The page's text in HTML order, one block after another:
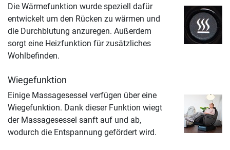
Die Wärmefunktion wurde speziell dafür
entwickelt um den Rücken zu wärmen und
die Durchblutung anzuregen. Außerdem
sorgt eine Heizfunktion für zusätzliches
Wohlbefinden.
Wiegefunktion
Einige Massagesessel verfügen über eine
Wiegefunktion. Dank dieser Funktion wiegt
der Massagesessel sanft auf und ab,
wodurch die Entspannung gefördert wird.